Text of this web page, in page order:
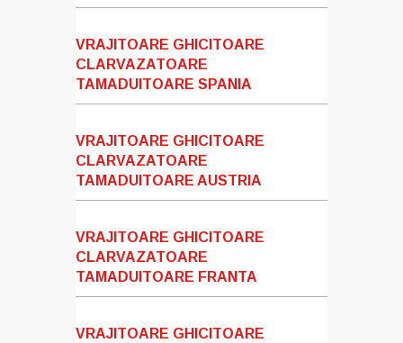
VRAJITOARE GHICITOARE
CLARVAZATOARE
TAMADUITOARE SPANIA
VRAJITOARE GHICITOARE
CLARVAZATOARE
TAMADUITOARE AUSTRIA
VRAJITOARE GHICITOARE
CLARVAZATOARE
TAMADUITOARE FRANTA
VRAJITOARE GHICITOARE